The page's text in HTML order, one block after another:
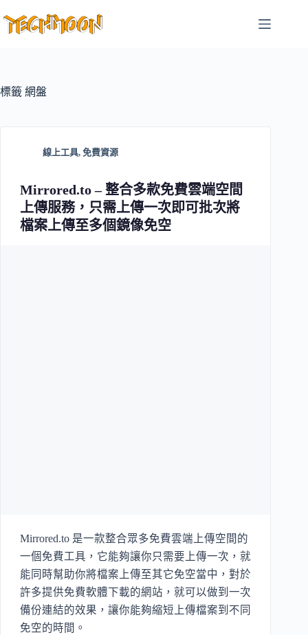
至
容
標籤 網盤
線上工具, 免費資源
Mirrored.to – 整合多款免費雲端空間
上傳服務，只需上傳一次即可批次將
檔案上傳至多個鏡像免空
Mirrored.to 是一款整合眾多免費雲端上傳空間的
一個免費工具，它能夠讓你只需要上傳一次，就
能同時幫助你將檔案上傳至其它免空當中，對於
許多提供免費軟體下載的網站，就可以做到一次
備份連結的效果，讓你能夠縮短上傳檔案到不同
免空的時間。